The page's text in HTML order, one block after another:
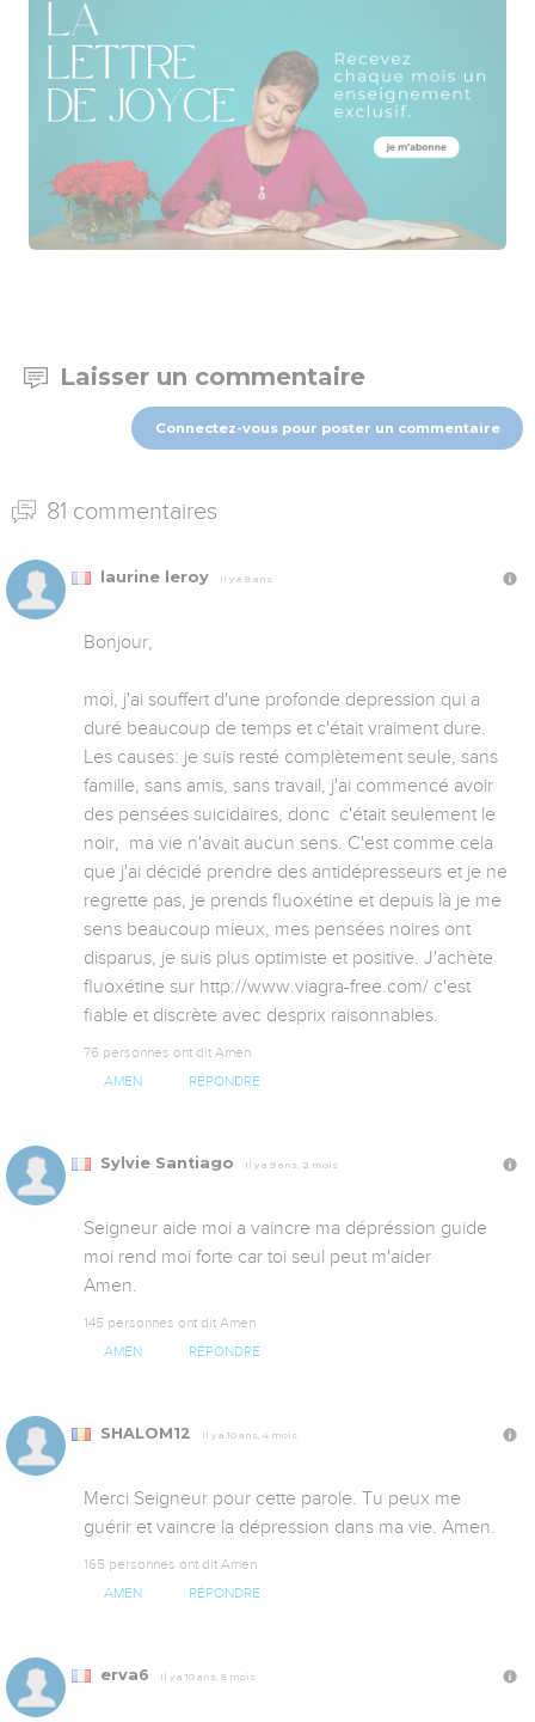
Laisser un commentaire
Connectez-vous pour poster un commentaire
81 commentaires
laurine leroy Il y a 8 ans
Bonjour,
moi, j'ai souffert d'une profonde depression qui a
duré beaucoup de temps et c'était vraiment dure.
Les causes: je suis resté complètement seule, sans
famille, sans amis, sans travail, j'ai commencé avoir
des pensées suicidaires, donc  c'était seulement le
noir,  ma vie n'avait aucun sens. C'est comme cela
que j'ai décidé prendre des antidépresseurs et je ne
regrette pas, je prends fluoxétine et depuis là je me
sens beaucoup mieux, mes pensées noires ont
disparus, je suis plus optimiste et positive. J'achète
fluoxétine sur http://www.viagra-free.com/ c'est
fiable et discrète avec desprix raisonnables.
76 personnes ont dit Amen
AMEN RÉPONDRE
Sylvie Santiago Il y a 9 ans, 2 mois
Seigneur aide moi a vaincre ma dépréssion guide
moi rend moi forte car toi seul peut m'aider
Amen.
145 personnes ont dit Amen
AMEN RÉPONDRE
SHALOM12 Il y a 10 ans, 4 mois
Merci Seigneur pour cette parole. Tu peux me
guérir et vaincre la dépression dans ma vie. Amen.
165 personnes ont dit Amen
AMEN RÉPONDRE
erva6 Il y a 10 ans, 8 mois